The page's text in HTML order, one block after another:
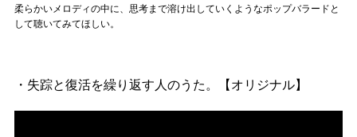
柔らかいメロディの中に、思考まで溶け出していくようなポップバラードと
して聴いてみてほしい。
・失踪と復活を繰り返す人のうた。【オリジナル】